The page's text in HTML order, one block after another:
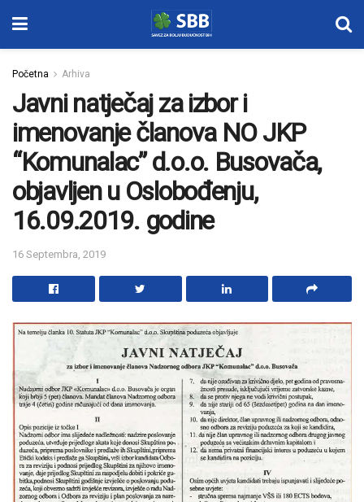
Početna Arhiva
Javni natječaj za izbor i
imenovanje članova NO JKP
“Komunalac” d.o.o. Busovača,
objavljen u Oslobođenju,
16.09.2019. godine
16 Septembra, 2019